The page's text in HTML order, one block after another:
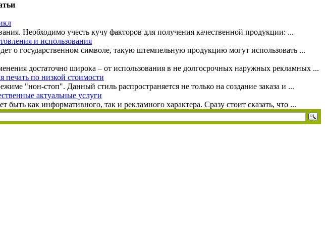
Необходимо учесть кучу факторов для получения качественной продукции: ...
и использования
о государственном символе, такую штемпельную продукцию могут использовать ...
достаточно широка – от использования в не долгосрочных наружных рекламных ...
печать по низкой стоимости
"нон-стоп". Данный стиль распространяется не только на создание заказа и ...
актуальные услуги
как информативного, так и рекламного характера. Сразу стоит сказать, что ...